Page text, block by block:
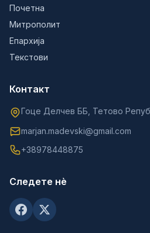
Почетна
Митрополит
Епархија
Текстови
Контакт
Гоце Делчев ББ, Тетово
marjan.madevski@gmail.com
+38978448875
Следете нè